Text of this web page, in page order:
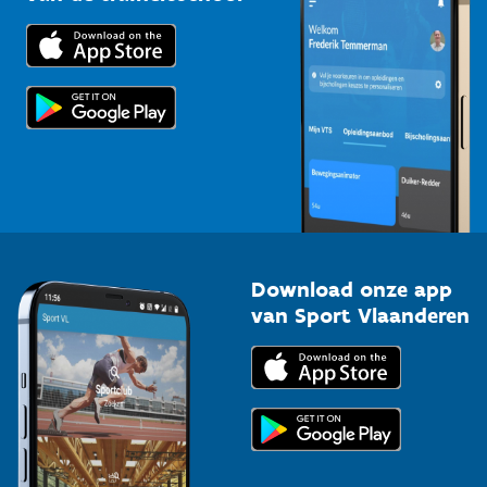
Trainers en begeleiders
Topsporters
Downloads
Voor de pers
Download onze app
van Sport Vlaanderen